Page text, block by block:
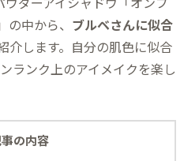
中から、 ブルベさんに似合
介します。自分の肌色に似合
ランク上のアイメイクを楽し
の内容